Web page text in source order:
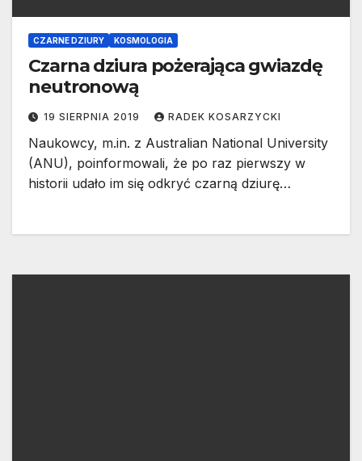
CZARNE DZIURY KOSMOLOGIA
Czarna dziura pożerająca gwiazdę
neutronową
19 SIERPNIA 2019 RADEK KOSARZYCKI
Naukowcy, m.in. z Australian National University
(ANU), poinformowali, że po raz pierwszy w
historii udało im się odkryć czarną dziurę…